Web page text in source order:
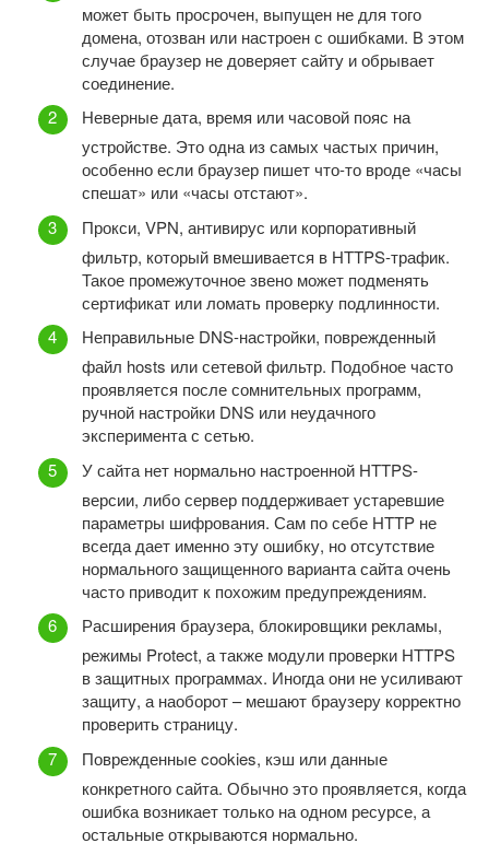
может быть просрочен, выпущен не для того
домена, отозван или настроен с ошибками. В этом
случае браузер не доверяет сайту и обрывает
соединение.
Неверные дата, время или часовой пояс на
устройстве. Это одна из самых частых причин,
особенно если браузер пишет что-то вроде «часы
спешат» или «часы отстают».
Прокси, VPN, антивирус или корпоративный
фильтр, который вмешивается в HTTPS-трафик.
Такое промежуточное звено может подменять
сертификат или ломать проверку подлинности.
Неправильные DNS-настройки, поврежденный
файл hosts или сетевой фильтр. Подобное часто
проявляется после сомнительных программ,
ручной настройки DNS или неудачного
эксперимента с сетью.
У сайта нет нормально настроенной HTTPS-
версии, либо сервер поддерживает устаревшие
параметры шифрования. Сам по себе HTTP не
всегда дает именно эту ошибку, но отсутствие
нормального защищенного варианта сайта очень
часто приводит к похожим предупреждениям.
Расширения браузера, блокировщики рекламы,
режимы Protect, а также модули проверки HTTPS
в защитных программах. Иногда они не усиливают
защиту, а наоборот – мешают браузеру корректно
проверить страницу.
Поврежденные cookies, кэш или данные
конкретного сайта. Обычно это проявляется, когда
ошибка возникает только на одном ресурсе, а
остальные открываются нормально.